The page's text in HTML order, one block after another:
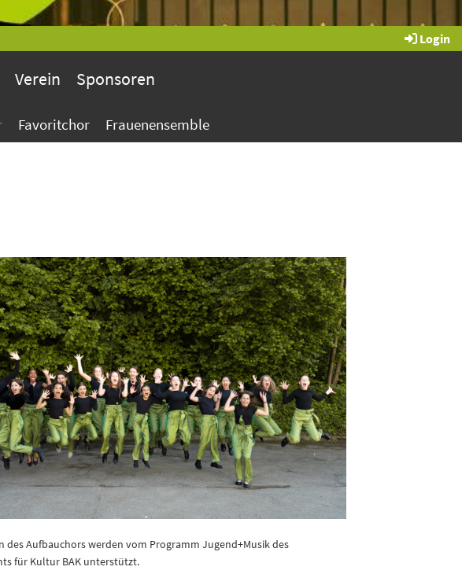
Login
Verein Sponsoren
Favoritchor Frauenensemble
in Kleingruppen.
gehören zum Programm im Aufbauchor.
des Aufbauchors werden vom Programm Jugend+Musik des
für Kultur BAK unterstützt.